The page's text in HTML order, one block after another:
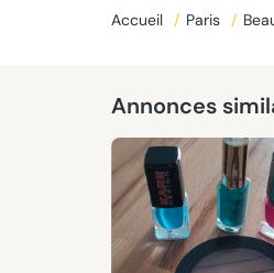
Accueil / Paris /
Annonces